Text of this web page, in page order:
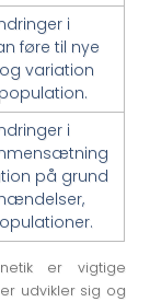
i
føre til nye
variation
i
på grund
er vigtige
udvikler sig og